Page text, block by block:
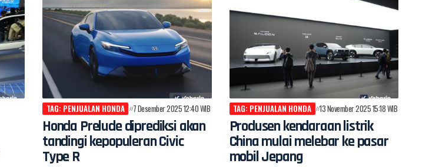
TAG: PENJUALAN HONDA 7 Desember 2025 12:40 WIB
Honda Prelude diprediksi akan
tandingi kepopuleran Civic
Type R
TAG: PENJUALAN HONDA 13 November 2025 15:18 WIB
Produsen kendaraan listrik
China mulai melebar ke pasar
mobil Jepang